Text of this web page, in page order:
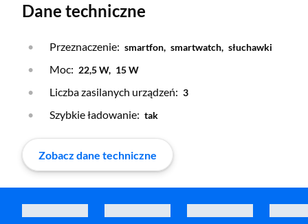
Dane techniczne
Przeznaczenie: smartfon, smartwatch, słuchawki
Moc: 22,5 W, 15 W
Liczba zasilanych urządzeń: 3
Szybkie ładowanie: tak
Zobacz dane techniczne